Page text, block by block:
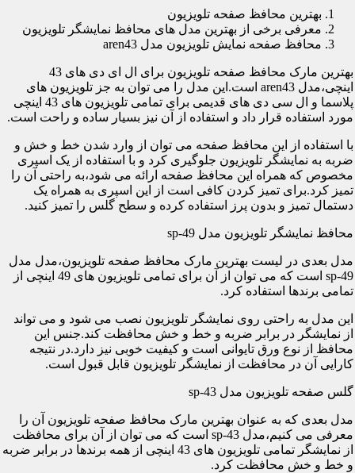
بهترین محافظ صفحه تلویزیون
معرفی برخی از بهترین مدل های محافظ نمایشگر تلویزیون
محافظ صفحه نمایش تلویزیون مدل aren43
بهترین مارک محافظ صفحه تلویزیون برای ال ای دی های 43
اینچی،مدل aren43 است.این مدل را می توان به جز تلویزیون های
پلاسما و ال سی دی های قدیمی برای تمامی تلویزیون های 43 اینچی
مورد استفاده قرار داد و استفاده از آن نیز بسیار ساده و راحت است.
با استفاده از این محافظ صفحه می توان از وارد شدن خط و خش و
ضربه به نمایشگر تلویزیون جلوگیری کرد و با استفاده از یک اسپری
مخصوص که همراه این محافظ صفحه ارائه می شود،به راحتی آن را
تمیز کرد.برای تمیز کردن کافی است از این اسپری به همراه یک
دستمال تمیز و بدون پرز استفاده کرده و سطح گلس را تمیز کنید.
محافظ نمایشگر تلویزیون مدل sp-49
مدل بعدی در لیست بهترین مارک محافظ صفحه تلویزیون،مدل مدل
sp-49 است که می توان از آن برای تمامی تلویزیون های 49 اینچی از
تمامی برندها استفاده کرد.
این مدل به راحتی روی نمایشگر تلویزیون نصب می شود و می تواند
از نمایشگر در برابر ضربه و خط و خش محافظت کند.جنس این
محافظ از نوع ورق تایوانی است و کیفیت خوبی نیز دارد.در نتیجه
کارایی آن در محافظت از نمایشگر تلویزیون قابل قبول است.
گلس صفحه تلویزیون مدل sp-43
مدل بعدی که به عنوان بهترین مارک محافظ صفحه تلویزیون آن را
معرفی می کنیم،مدل sp-43 است که می توان از آن برای محافظت
از نمایشگر تمامی تلویزیون های 43 اینچی از همه برندها در برابر ضربه
و خط و خش محافظت کرد.